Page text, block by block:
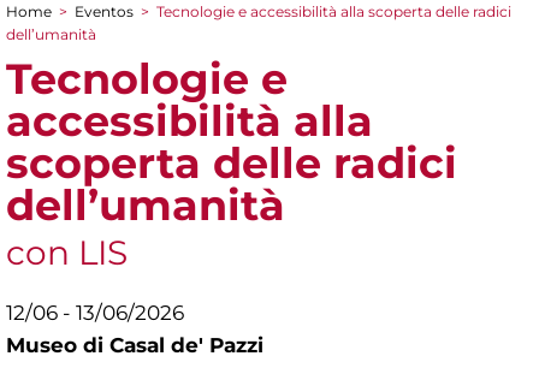
You are here
Home > Eventos > Tecnologie e accessibilità alla scoperta delle radici
dell’umanità
Tecnologie e
accessibilità alla
scoperta delle radici
dell’umanità
con LIS
12/06 - 13/06/2026
Museo di Casal de' Pazzi